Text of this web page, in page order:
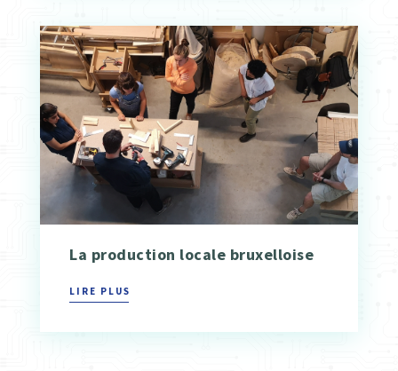
La production locale bruxelloise
LIRE PLUS